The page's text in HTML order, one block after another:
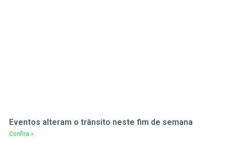
Eventos alteram o trânsito neste fim de semana
Confira »